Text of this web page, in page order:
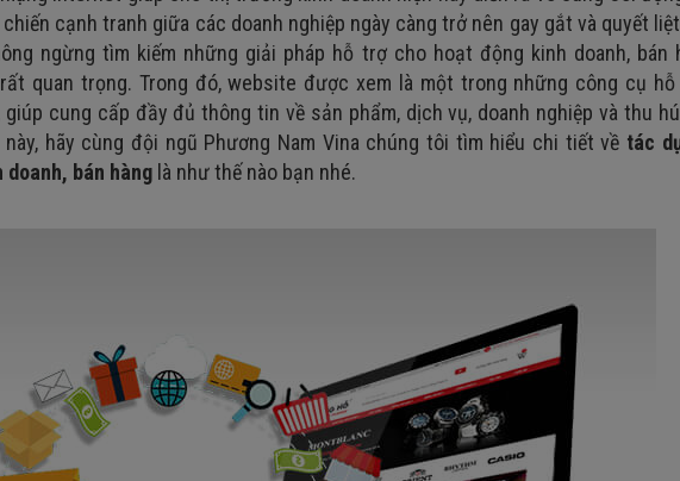
cạnh tranh giữa các doanh nghiệp ngày càng trở nên gay gắt và quyết
ngừng tìm kiếm những giải pháp hỗ trợ cho hoạt động kinh doanh, bán
quan trọng. Trong đó, website được xem là một trong những công cụ hỗ
cung cấp đầy đủ thông tin về sản phẩm, dịch vụ, doanh nghiệp và thu
hãy cùng đội ngũ Phương Nam Vina chúng tôi tìm hiểu chi tiết về tác
bán hàng là như thế nào bạn nhé.